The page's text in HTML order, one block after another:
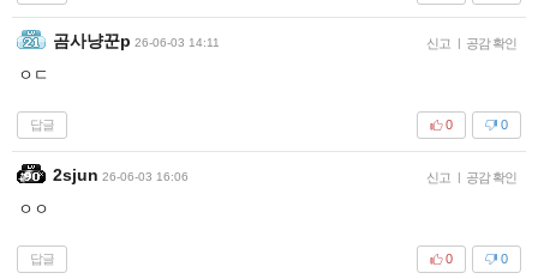
곰사냥꾼p 26-06-03 14:11 신고 | 공감 확인
ㅇㄷ
답글 0
0
2sjun 26-06-03 16:06 신고 | 공감 확인
ㅇㅇ
답글 0
0